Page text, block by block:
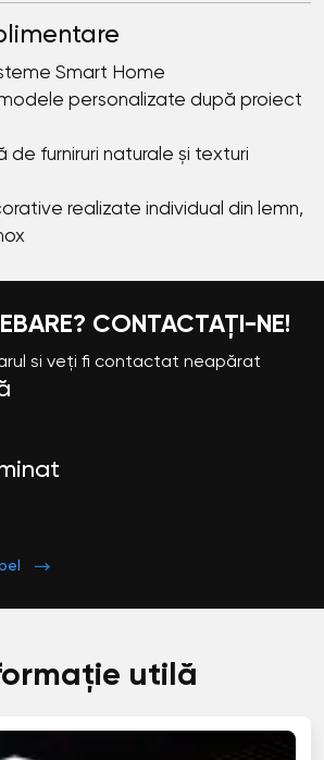
Smart Home
personalizate după proiect
de furniruri naturale și texturi
realizate individual din lemn,
CONTACTAȚI-NE!
si veți fi contactat neapărat
utilă